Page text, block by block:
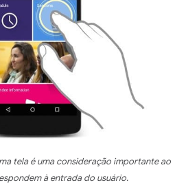
tela é uma consideração importante ao
à entrada do usuário.